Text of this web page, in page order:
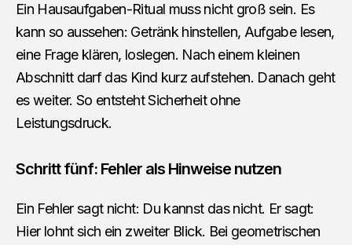
Ein Hausaufgaben-Ritual muss nicht groß sein. Es
kann so aussehen: Getränk hinstellen, Aufgabe lesen,
eine Frage klären, loslegen. Nach einem kleinen
Abschnitt darf das Kind kurz aufstehen. Danach geht
es weiter. So entsteht Sicherheit ohne
Leistungsdruck.
Schritt fünf: Fehler als Hinweise nutzen
Ein Fehler sagt nicht: Du kannst das nicht. Er sagt:
Hier lohnt sich ein zweiter Blick. Bei geometrischen